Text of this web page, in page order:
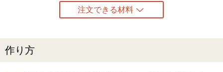
注文できる材料
作り方